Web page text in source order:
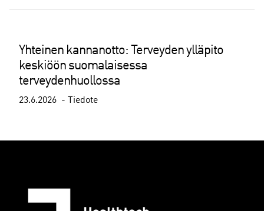
Yhteinen kannanotto: Terveyden ylläpito
keskiöön suomalaisessa
terveydenhuollossa
23.6.2026 Tiedote